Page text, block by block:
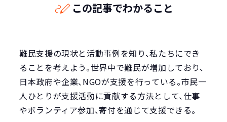
この記事でわかること
難民支援の現状と活動事例を知り、私たちにでき
ることを考えよう。世界中で難民が増加しており、
日本政府や企業、NGOが支援を行っている。市民一
人ひとりが支援活動に貢献する方法として、仕事
やボランティア参加、寄付を通じて支援できる。